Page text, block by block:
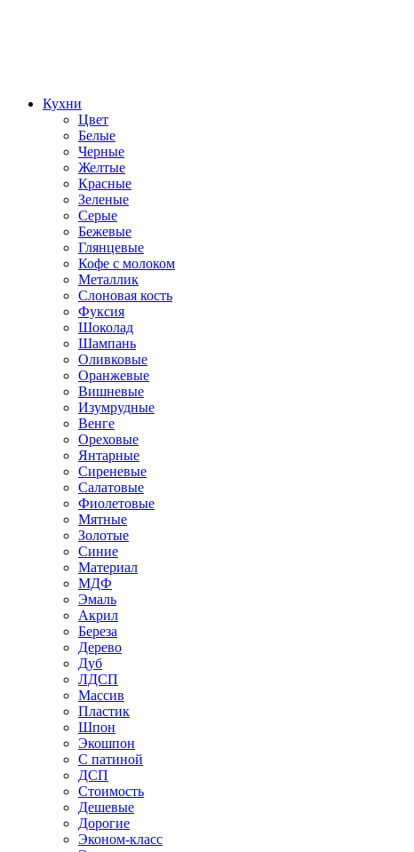
Кухни
Цвет
Белые
Черные
Желтые
Красные
Зеленые
Серые
Бежевые
Глянцевые
Кофе с молоком
Металлик
Слоновая кость
Фуксия
Шоколад
Шампань
Оливковые
Оранжевые
Вишневые
Изумрудные
Венге
Ореховые
Янтарные
Сиреневые
Салатовые
Фиолетовые
Мятные
Золотые
Синие
Материал
МДФ
Эмаль
Акрил
Береза
Дерево
Дуб
ЛДСП
Массив
Пластик
Шпон
Экошпон
С патиной
ДСП
Стоимость
Дешевые
Дорогие
Эконом-класс